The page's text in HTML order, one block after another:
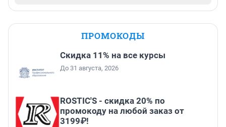
ПРОМОКОДЫ
Скидка 11% на все курсы
До 31 августа, 2026
ROSTIC'S - скидка 20% по
промокоду на любой заказ от
3199₽!